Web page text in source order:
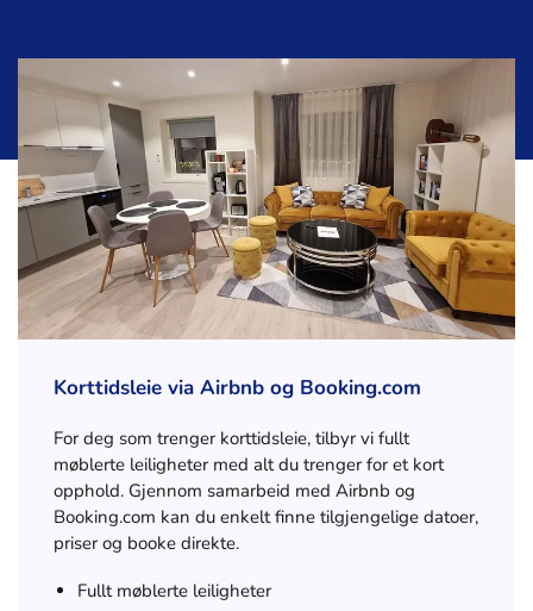
Korttidsleie via Airbnb og Booking.com
For deg som trenger korttidsleie, tilbyr vi fullt
møblerte leiligheter med alt du trenger for et kort
opphold. Gjennom samarbeid med Airbnb og
Booking.com kan du enkelt finne tilgjengelige datoer,
priser og booke direkte.
Fullt møblerte leiligheter